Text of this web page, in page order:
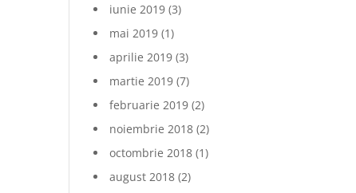
iunie 2019 (3)
mai 2019 (1)
aprilie 2019 (3)
martie 2019 (7)
februarie 2019 (2)
noiembrie 2018 (2)
octombrie 2018 (1)
august 2018 (2)